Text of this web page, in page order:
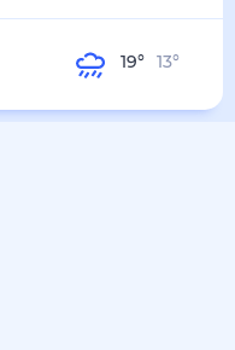
19° 13°